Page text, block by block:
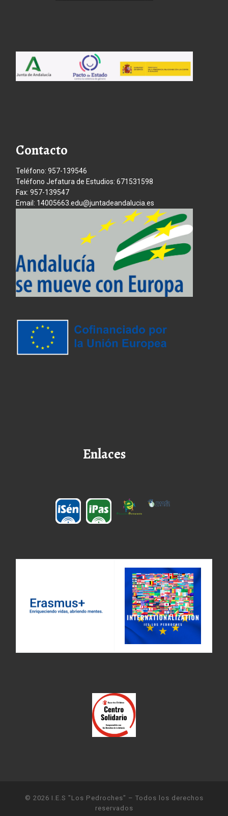
Contacto
Teléfono: 957-139546
Teléfono Jefatura de Estudios: 671531598
Fax: 957-139547
Email: 14005663.edu@juntadeandalucia.es
Enlaces
© 2026 I.E.S "Los Pedroches" – Todos los derechos
reservados